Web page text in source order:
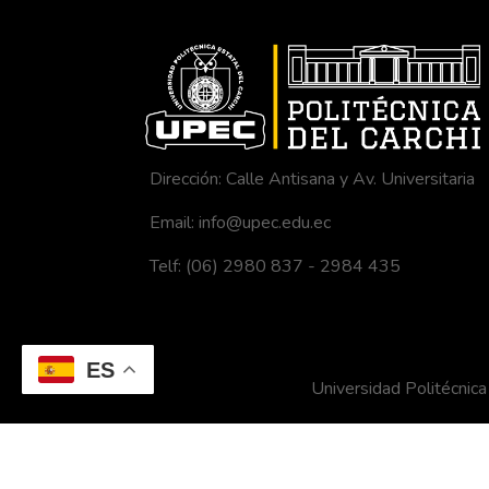
ES
Dirección: Calle Antisana y Av. Universitaria
Email: info@upec.edu.ec
Telf: (06) 2980 837 - 2984 435
Universidad